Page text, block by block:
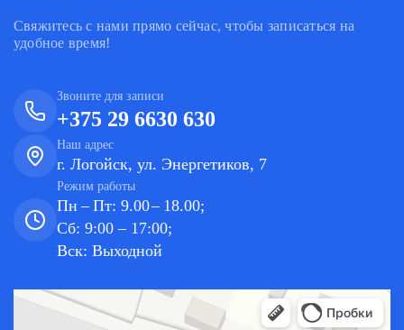
Свяжитесь с нами прямо сейчас, чтобы записаться на
удобное время!
Звоните для записи
+375 29 6630 630
Наш адрес
г. Логойск, ул. Энергетиков, 7
Режим работы
Пн – Пт: 9.00 – 18.00;
Сб: 9:00 – 17:00;
Вск: Выходной